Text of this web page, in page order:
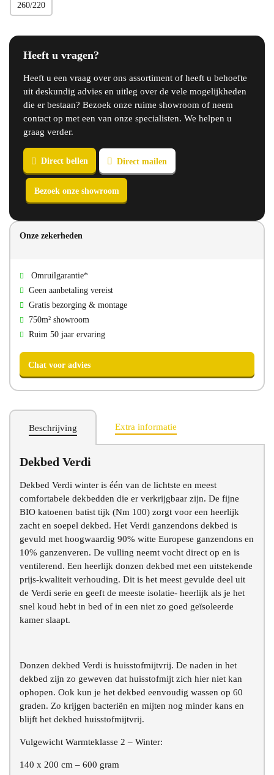
260/220
Heeft u vragen?
Heeft u een vraag over ons assortiment of heeft u behoefte
uit deskundig advies en uitleg over de vele mogelijkheden
die er bestaan? Bezoek onze ruime showroom of neem
contact op met een van onze specialisten. We helpen u
graag verder.
Bezoek onze showroom
Onze zekerheden
Omruilgarantie*
Geen aanbetaling vereist
Gratis bezorging & montage
750m² showroom
Ruim 50 jaar ervaring
Beschrijving Extra informatie
Dekbed Verdi
Dekbed Verdi winter is één van de lichtste en meest
comfortabele dekbedden die er verkrijgbaar zijn. De fijne
BIO katoenen batist tijk (Nm 100) zorgt voor een heerlijk
zacht en soepel dekbed. Het Verdi ganzendons dekbed is
gevuld met hoogwaardig 90% witte Europese ganzendons en
10% ganzenveren. De vulling neemt vocht direct op en is
ventilerend. Een heerlijk donzen dekbed met een uitstekende
prijs-kwaliteit verhouding. Dit is het meest gevulde deel uit
de Verdi serie en geeft de meeste isolatie- heerlijk als je het
snel koud hebt in bed of in een niet zo goed geïsoleerde
kamer slaapt.
Donzen dekbed Verdi is huisstofmijtvrij. De naden in het
dekbed zijn zo geweven dat huisstofmijt zich hier niet kan
ophopen. Ook kun je het dekbed eenvoudig wassen op 60
graden. Zo krijgen bacteriën en mijten nog minder kans en
blijft het dekbed huisstofmijtvrij.
Vulgewicht Warmteklasse 2 – Winter:
140 x 200 cm – 600 gram